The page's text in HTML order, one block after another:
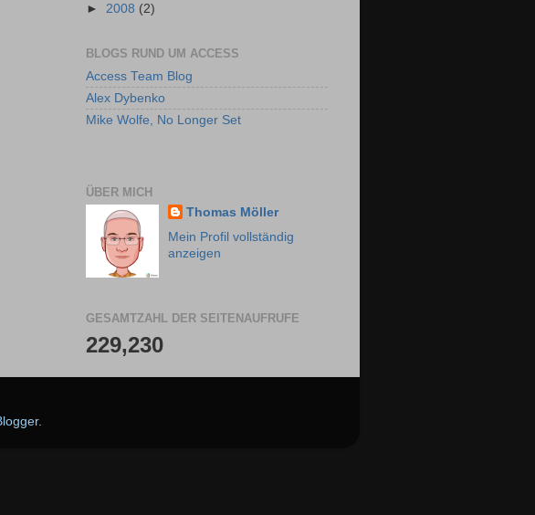
► 2008 (2)
BLOGS RUND UM ACCESS
Access Team Blog
Alex Dybenko
Mike Wolfe, No Longer Set
ÜBER MICH
Thomas Möller
Mein Profil vollständig
anzeigen
GESAMTZAHL DER SEITENAUFRUFE
229,230
.